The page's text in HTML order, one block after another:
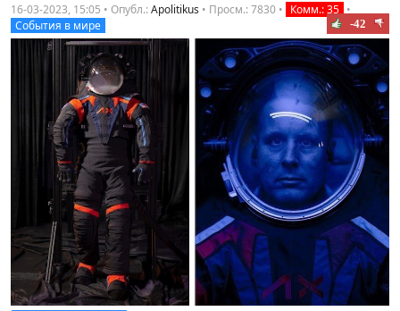
16-03-2023, 15:05 • Опубл.:Apolitikus • Просм.: 7830 • Комм.: 35 •
События в мире
-42